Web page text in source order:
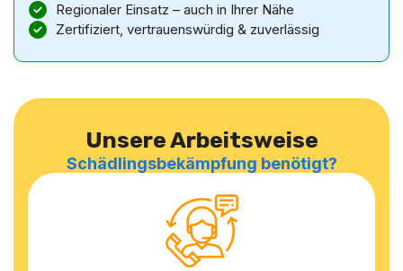
Regionaler Einsatz – auch in Ihrer Nähe
Zertifiziert, vertrauenswürdig & zuverlässig
Unsere Arbeitsweise
Schädlingsbekämpfung benötigt?